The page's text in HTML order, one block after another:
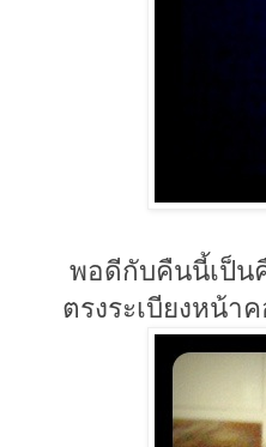
พอดีกับคืนนี้เป็น
ตรงระเบียงหน้า